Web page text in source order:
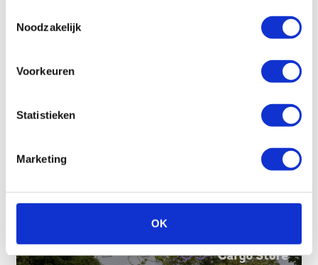
Noodzakelijk
Voorkeuren
Statistieken
Marketing
OK
weken
In
gespecialiseerde filialen